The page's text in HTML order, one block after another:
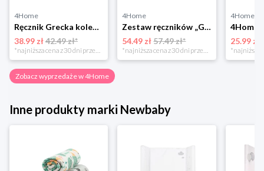
4Home
Ręcznik Grecka kolekcja ciemnoszary, 50 x 100 cm, 50 x 100 cm Bellatex
38.99 zł42.49 zł*
*najniższa cena z 30 dni przed obniżką
4Home
Zestaw ręczników „Greek” czarny, 50 x 90 cm, 70 x 130 cm 4-Home
54.49 zł 57.49 zł*
*najniższa cena z 30 dni przed obniżką
4Home
25.99 zł
Zobacz wyprzedaże w 4Home
Inne produkty marki Newbaby